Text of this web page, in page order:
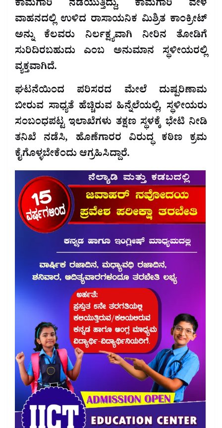
ಕಾಮಗಾರಿ ನಡೆಯುತ್ತಿದ್ದು, ಕಾಮಗಾರಿ ವೇಳೆ
ವಾಹನದಲ್ಲಿ ಉಳಿದ ರಾಸಾಯನಿಕ ಮಿಶ್ರಿತ ಕಾಂಕ್ರೀಟ್
ಅನ್ನು ಕೆಲವರು ನಿರ್ಲಕ್ಷ್ಯವಾಗಿ ನೀರಿನ ತೋಡಿಗೆ
ಸುರಿದಿರಬಹುದು ಎಂಬ ಅನುಮಾನ ಸ್ಥಳೀಯರಲ್ಲಿ
ವ್ಯಕ್ತವಾಗಿದೆ.
ಘಟನೆಯಿಂದ ಪರಿಸರದ ಮೇಲೆ ದುಷ್ಪರಿಣಾಮ
ಬೀರುವ ಸಾಧ್ಯತೆ ಹೆಚ್ಚಿರುವ ಹಿನ್ನೆಲೆಯಲ್ಲಿ, ಸ್ಥಳೀಯರು
ಸಂಬಂಧಪಟ್ಟ ಇಲಾಖೆಗಳು ತಕ್ಷಣ ಸ್ಥಳಕ್ಕೆ ಭೇಟಿ ನೀಡಿ
ತನಿಖೆ ನಡೆಸಿ, ಹೊಣೆಗಾರರ ವಿರುದ್ಧ ಕಠಿಣ ಕ್ರಮ
ಕೈಗೊಳ್ಳಬೇಕೆಂದು ಆಗ್ರಹಿಸಿದ್ದಾರೆ.